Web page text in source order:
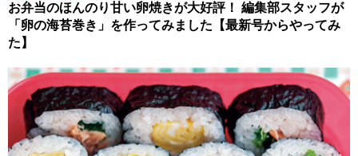
お弁当のほんのり甘い卵焼きが大好評！ 編集部スタッフが
「卵の海苔巻き」を作ってみました【最新号からやってみ
た】